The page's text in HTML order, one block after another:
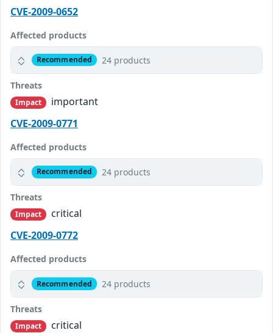
CVE-2009-0652
Affected products
Recommended 24 products
Threats
Impact
important
CVE-2009-0771
Affected products
Recommended 24 products
Threats
Impact
critical
CVE-2009-0772
Affected products
Recommended 24 products
Threats
Impact
critical